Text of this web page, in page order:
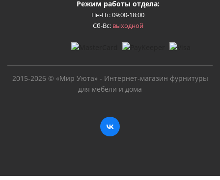
Режим работы отдела:
Пн-Пт: 09:00-18:00
Сб-Вс: выходной
2015-2026 © «Мир Уюта» - Интернет-магазин фурнитуры
для мебели и дома